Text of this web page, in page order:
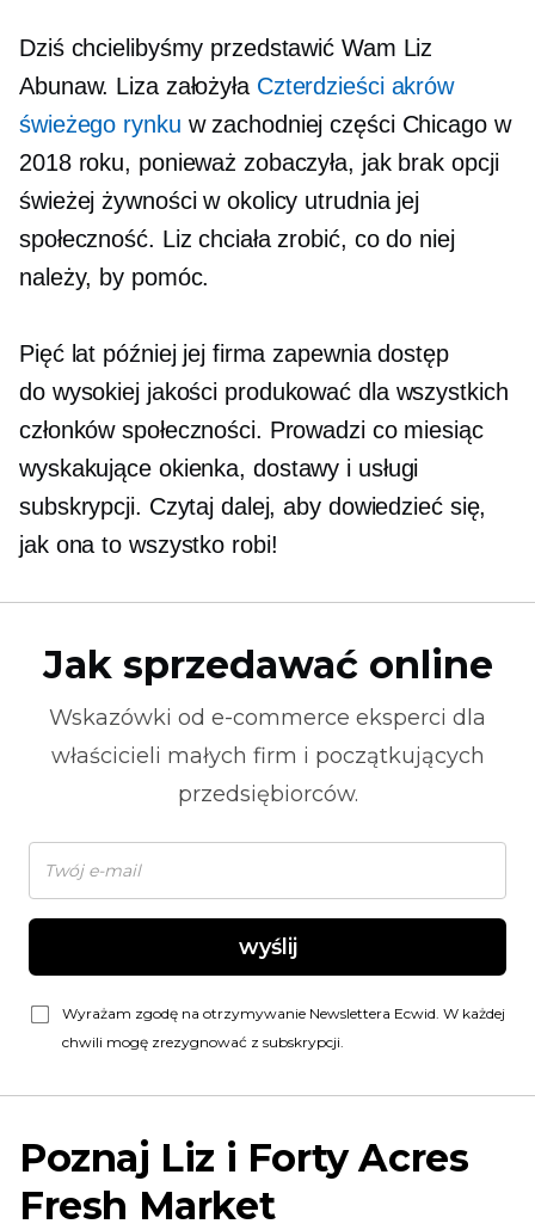
Dziś chcielibyśmy przedstawić Wam Liz
Abunaw. Liza założyła Czterdzieści akrów
świeżego rynku w zachodniej części Chicago w
2018 roku, ponieważ zobaczyła, jak brak opcji
świeżej żywności w okolicy utrudnia jej
społeczność. Liz chciała zrobić, co do niej
należy, by pomóc.
Pięć lat później jej firma zapewnia dostęp
do wysokiej jakości produkować dla wszystkich
członków społeczności. Prowadzi co miesiąc
wyskakujące okienka, dostawy i usługi
subskrypcji. Czytaj dalej, aby dowiedzieć się,
jak ona to wszystko robi!
Jak sprzedawać online
Wskazówki od e-commerce eksperci dla
właścicieli małych firm i początkujących
przedsiębiorców.
wyślij
Wyrażam zgodę na otrzymywanie Newslettera Ecwid. W każdej
chwili mogę zrezygnować z subskrypcji.
Poznaj Liz i Forty Acres
Fresh Market